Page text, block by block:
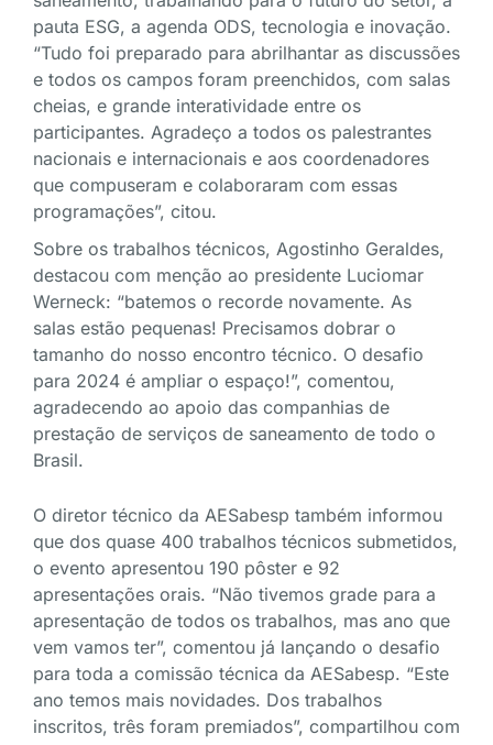
pauta ESG, a agenda ODS, tecnologia e inovação.
“Tudo foi preparado para abrilhantar as discussões
e todos os campos foram preenchidos, com salas
cheias, e grande interatividade entre os
participantes. Agradeço a todos os palestrantes
nacionais e internacionais e aos coordenadores
que compuseram e colaboraram com essas
programações”, citou.
Sobre os trabalhos técnicos, Agostinho Geraldes,
destacou com menção ao presidente Luciomar
Werneck: “batemos o recorde novamente. As
salas estão pequenas! Precisamos dobrar o
tamanho do nosso encontro técnico. O desafio
para 2024 é ampliar o espaço!”, comentou,
agradecendo ao apoio das companhias de
prestação de serviços de saneamento de todo o
Brasil.
O diretor técnico da AESabesp também informou
que dos quase 400 trabalhos técnicos submetidos,
o evento apresentou 190 pôster e 92
apresentações orais. “Não tivemos grade para a
apresentação de todos os trabalhos, mas ano que
vem vamos ter”, comentou já lançando o desafio
para toda a comissão técnica da AESabesp. “Este
ano temos mais novidades. Dos trabalhos
inscritos, três foram premiados”, compartilhou com